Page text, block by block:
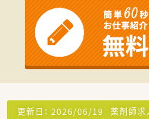
■常勤薬剤師17名、非常勤
薬剤助手3名で業務を行
■電子カルテ・散剤（円盤）
更新日： 2026/06/19 薬剤師求